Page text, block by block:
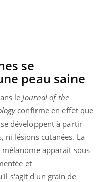
se
peau saine
le Journal of the
confirme en effet que
développent à partir
ni lésions cutanées. La
apparait sous
et
s'agit d'un grain de